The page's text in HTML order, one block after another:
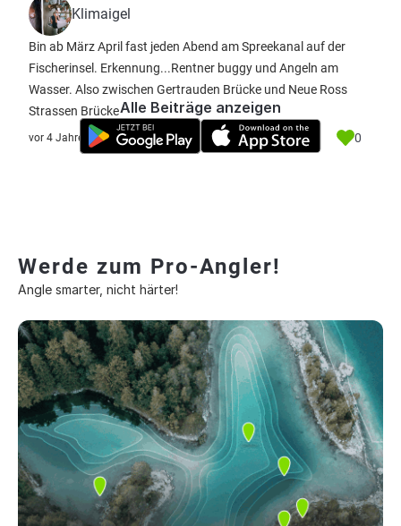
Klimaigel
Bin ab März April fast jeden Abend am Spreekanal auf der
Fischerinsel. Erkennung...Rentner buggy und Angeln am
Wasser. Also zwischen Gertrauden Brücke und Neue Ross
Strassen Brücke
vor 4 Jahre 0
Alle Beiträge anzeigen
Werde zum Pro-Angler!
Angle smarter, nicht härter!